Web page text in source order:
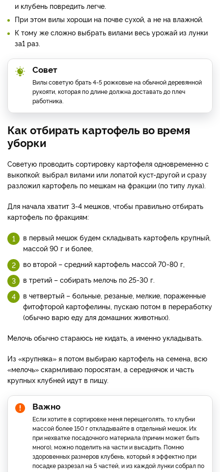
и клубень повредить легче.
При этом вилы хороши на почве сухой, а не на влажной.
К тому же сложно выбрать вилами весь урожай из лунки
за1 раз.
Совет
Вилы советую брать 4-5 рожковые на обычной деревянной
рукояти, которая по длине должна доставать до плеч
работника.
Как отбирать картофель во время
уборки
Советую проводить сортировку картофеля одновременно с
выкопкой: выбрал вилами или лопатой куст-другой и сразу
разложил картофель по мешкам на фракции (по типу лука).
Для начала хватит 3-4 мешков, чтобы правильно отбирать
картофель по фракциям:
в первый мешок будем складывать картофель крупный,
массой 90 г и более,
во второй – средний картофель массой 70-80 г,
в третий – собирать мелочь по 25-30 г.
в четвертый – больные, резаные, мелкие, пораженные
фитофторой картофелины, пускаю потом в переработку
(обычно варю еду для домашних животных).
Мелочь обычно стараюсь не кидать, а именно укладывать.
Из «крупняка» я потом выбираю картофель на семена, всю
«мелочь» скармливаю поросятам, а середнячок и часть
крупных клубней идут в пищу.
Важно
Если хотите в сортировке меня перещеголять, то клубни
массой более 150 г откладывайте в отдельный мешок. Их
при нехватке посадочного материала (причин может быть
много), можно поделить на части и высадить. Помню
здоровенных размеров клубень, который я эффектно при
посадке разрезал на 5 частей, и из каждой лунки собрал по